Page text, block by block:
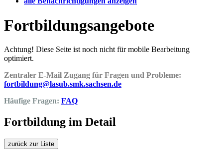
Fortbildungsangebote
Achtung! Diese Seite ist noch nicht für mobile Bearbeitung
optimiert.
Zentraler E-Mail Zugang für Fragen und Probleme:
fortbildung@lasub.smk.sachsen.de
Häufige Fragen: FAQ
Fortbildung im Detail
zurück zur Liste